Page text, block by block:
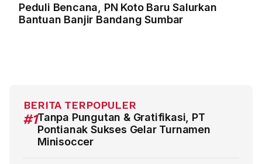
Peduli Bencana, PN Koto Baru Salurkan
Bantuan Banjir Bandang Sumbar
BERITA TERPOPULER
#1Tanpa Pungutan & Gratifikasi, PT
Pontianak Sukses Gelar Turnamen
Minisoccer